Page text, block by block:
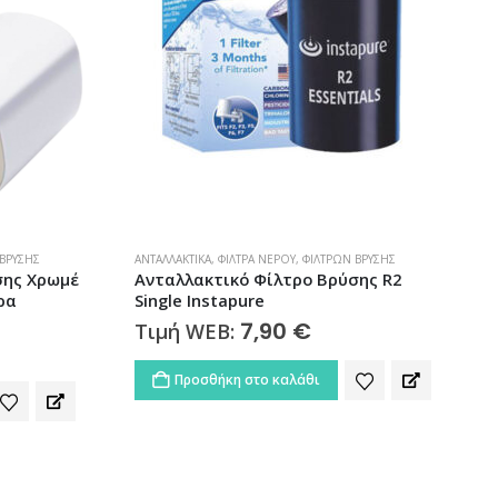
R2
ΦΊΛΤΡΑ ΝΕΡΟΎ,ΦΊΛΤΡΑ ΝΕΡΟΎ ΒΡΎΣΗΣ
Φίλτρο Νερού Βρύσης Χρωμέ με
Ανταλλακτικό R2 INSTAPURE F2 |
500152
Τιμή WEB: 44,00€
Προσθήκη στο καλάθι